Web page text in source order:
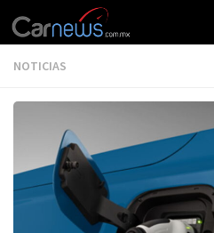
NOTICIAS